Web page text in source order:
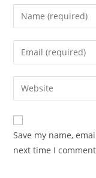
Enter
your
name
comment
Enter
your
email
address
comment
Enter
your
website
URL
(optional)
Save my name,
next time I